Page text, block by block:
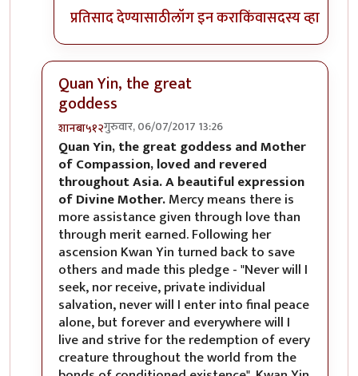
प्रतिसाद देण्यासाठीलॉग इन कराकिंवासदस्य व्हा
Quan Yin, the great
goddess
शानबा५१२गुरुवार, 06/07/2017 13:26
In reply toरेकाई काय क्युट दिसतेय हो,byअभ्या..
Quan Yin, the great goddess and Mother
of Compassion, loved and revered
throughout Asia. A beautiful expression
of Divine Mother.Mercy means there is
more assistance given through love than
through merit earned. Following her
ascension Kwan Yin turned back to save
others and made this pledge - "Never will I
seek, nor receive, private individual
salvation, never will I enter into final peace
alone, but forever and everywhere will I
live and strive for the redemption of every
creature throughout the world from the